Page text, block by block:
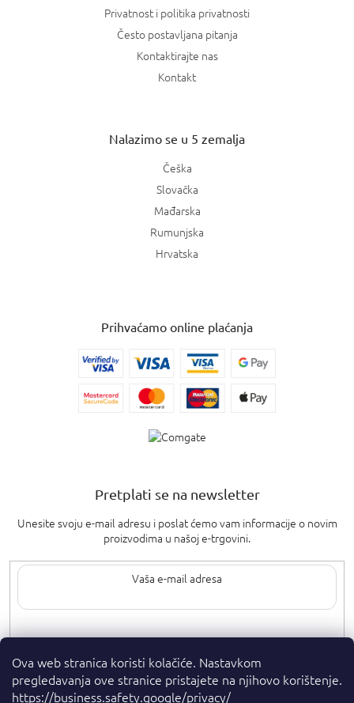
Ova web stranica koristi kolačiće. Nastavkom
pregledavanja ove stranice pristajete na njihovo korištenje.
https://business.safety.google/privacy/
Privatnost i politika privatnosti
Često postavljana pitanja
Kontaktirajte nas
Kontakt
Nalazimo se u 5 zemalja
Češka
Slovačka
Mađarska
Rumunjska
Hrvatska
Prihvaćamo online plaćanja
Pretplati se na newsletter
Unesite svoju e-mail adresu i poslat ćemo vam informacije o novim
proizvodima u našoj e-trgovini.
Upisom svoje e-pošte pristajete nauvjete privatnosti.